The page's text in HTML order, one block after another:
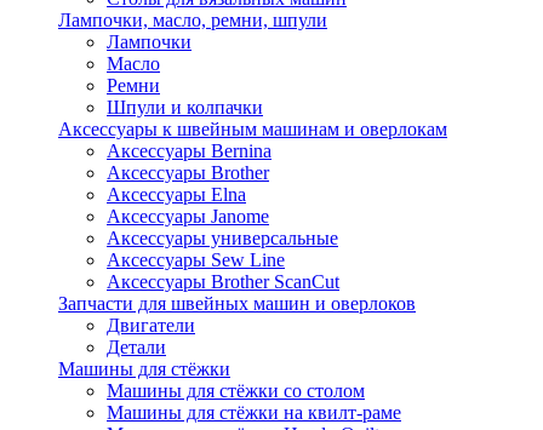
Лампочки, масло, ремни, шпули
Лампочки
Масло
Ремни
Шпули и колпачки
Аксессуары к швейным машинам и оверлокам
Аксессуары Bernina
Аксессуары Brother
Аксессуары Elna
Аксессуары Janome
Аксессуары универсальные
Аксессуары Sew Line
Аксессуары Brother ScanCut
Запчасти для швейных машин и оверлоков
Двигатели
Детали
Машины для стёжки
Машины для стёжки со столом
Машины для стёжки на квилт-раме